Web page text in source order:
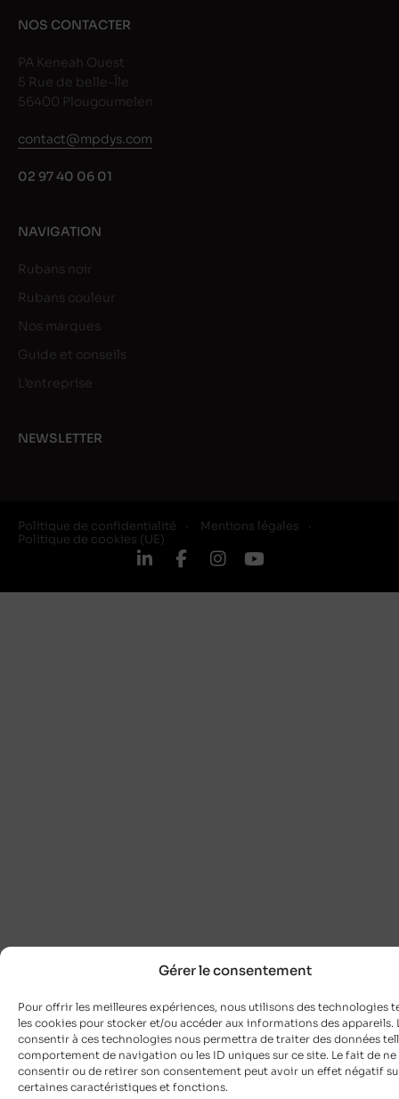
Gérer le consentement
Pour offrir les meilleures expériences, nous utilisons des technologies
les cookies pour stocker et/ou accéder aux informations des appareils.
consentir à ces technologies nous permettra de traiter des données
comportement de navigation ou les ID uniques sur ce site. Le fait de ne
consentir ou de retirer son consentement peut avoir un effet négatif
certaines caractéristiques et fonctions.
NOS CONTACTER
PA Keneah Ouest
5 Rue de belle-Île
56400 Plougoumelen
contact@mpdys.com
02 97 40 06 01
NAVIGATION
Rubans noir
Rubans couleur
Nos marques
Guide et conseils
L’entreprise
NEWSLETTER
Politique de confidentialité
Mentions légales
Politique de cookies (UE)